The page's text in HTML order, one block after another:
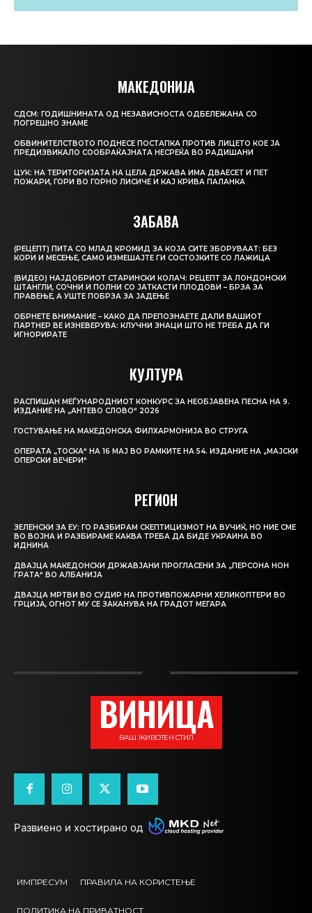
МАКЕДОНИЈА
СДСМ: ГОДИШНИНАТА ОД НЕЗАВИСНОСТА ОДБЕЛЕЖАНА СО
ПОГРЕШНО ЗНАМЕ
ОБВИНИТЕЛСТВОТО ПОДНЕСЕ ПОСТАПКА ПРОТИВ ЛИЦЕТО КОЕ ЈА
ПРЕДИЗВИКАЛО СООБРАЌАЈНАТА НЕСРЕЌА ВО РАДИШАНИ
ЦУК: НА ТЕРИТОРИЈАТА НА ЦЕЛА ДРЖАВА ИМА ДВАЕСЕТ И ПЕТ
ПОЖАРИ, ГОРИ ВО ГОРНО ЛИСИЧЕ И КАЈ КРИВА ПАЛАНКА
ЗАБАВА
(РЕЦЕПТ) ПИТА СО МЛАД КРОМИД ЗА КОЈА СИТЕ ЗБОРУВААТ: БЕЗ
КОРИ И МЕСЕЊЕ, САМО ИЗМЕШАЈТЕ ГИ СОСТОЈКИТЕ СО ЛАЖИЦА
(ВИДЕО) НАЈДОБРИОТ СТАРИНСКИ КОЛАЧ: РЕЦЕПТ ЗА ЛОНДОНСКИ
ШТАНГЛИ, СОЧНИ И ПОЛНИ СО ЈАТКАСТИ ПЛОДОВИ – БРЗА ЗА
ПРАВЕЊЕ, А УШТЕ ПОБРЗА ЗА ЈАДЕЊЕ
ОБРНЕТЕ ВНИМАНИЕ – КАКО ДА ПРЕПОЗНАЕТЕ ДАЛИ ВАШИОТ
ПАРТНЕР ВЕ ИЗНЕВЕРУВА: КЛУЧНИ ЗНАЦИ ШТО НЕ ТРЕБА ДА ГИ
ИГНОРИРАТЕ
КУЛТУРА
РАСПИШАН МЕЃУНАРОДНИОТ КОНКУРС ЗА НЕОБЈАВЕНА ПЕСНА НА 9.
ИЗДАНИЕ НА „АНТЕВО СЛОВО“ 2026
ГОСТУВАЊЕ НА МАКЕДОНСКА ФИЛХАРМОНИЈА ВО СТРУГА
ОПЕРАТА „ТОСКА“ НА 16 МАЈ ВО РАМКИТЕ НА 54. ИЗДАНИЕ НА „МАЈСКИ
ОПЕРСКИ ВЕЧЕРИ“
РЕГИОН
ЗЕЛЕНСКИ ЗА ЕУ: ГО РАЗБИРАМ СКЕПТИЦИЗМОТ НА ВУЧИЌ, НО НИЕ СМЕ
ВО ВОЈНА И РАЗБИРАМЕ КАКВА ТРЕБА ДА БИДЕ УКРАИНА ВО
ИДНИНА
ДВАЈЦА МАКЕДОНСКИ ДРЖАВЈАНИ ПРОГЛАСЕНИ ЗА „ПЕРСОНА НОН
ГРАТА“ ВО АЛБАНИЈА
ДВАЈЦА МРТВИ ВО СУДИР НА ПРОТИВПОЖАРНИ ХЕЛИКОПТЕРИ ВО
ГРЦИЈА, ОГНОТ МУ СЕ ЗАКАНУВА НА ГРАДОТ МЕГАРА
ВИНИЦА
ВАШ ЖИВОТЕН СТИЛ
Развиено и хостирано од
ИМПРЕСУМ ПРАВИЛА НА КОРИСТЕЊЕ
ПОЛИТИКА НА ПРИВАТНОСТ